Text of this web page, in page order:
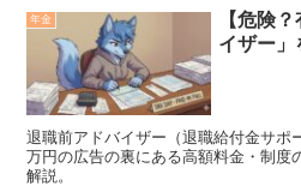
年金
【危険
イザー」
退職前アドバイザー（退職給付金サポ
万円の広告の裏にある高額料金・制度
解説。